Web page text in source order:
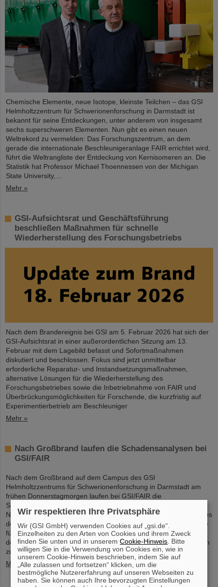
Chemische Elemente, neue Isotope, kleinste Teilchen – das GSI
Helmholtzzentrum für Schwerionenforschung in Darmstadt ist
bekannt für seine Entdeckungen, unter anderem von insgesamt
sechs superschweren Elementen. Nun gibt es einen neuen
Weltrekord zu vermelden: Das Forschungszentrum, an dem
gerade die internationale Beschleunigeranlage FAIR errichtet wird,
führt die Weltrangliste der Entdeckung von Kernisomeren an. Die
Statistik hat Professor Michael Thoennessen von der Michigan
State University,…
Mehr »
GSI-Aufsichtsrat und Geschäftsführung
beschließen Maßnahmen für schnelle
Wiederherstellung des Forschungsbetriebs
Nach dem Brandereignis bei GSI am 5. Februar 2026 hat sich der
GSI-Aufsichtsrat in einer außerordentlichen Sitzung am 13.
Februar mit dem Lagebild befasst und Sofortmaßnahmen
diskutiert und beschlossen. Fokus sind jetzt unmittelbar
erforderliche Reparatur- und Instandsetzungsmaßnahmen,
alternative Lösungen für die Wiederherstellung des
Forschungsbetriebes sowie die Inbetriebnahme von FAIR und
Überbrückungsmöglichkeiten für Forschende, die kurzfristig auf
Experimentierbetrieb am Beschleuniger
Mehr »
Nach Großbrand laufen die Schadensanalysen bei
GSI/FAIR
Nach dem Großbrand auf dem Campus des GSI
Helmholtzzentrums für Schwerionenforschung in Darmstadt am
frühen Donnerstagmorgen laufen bei GSI/FAIR die
Schadensanalysen auf Hochtouren. Dank der effizienten
Notfallregelungen und des schnellen und professionellen Einsatzes
der Feuerwehren ist der Brand inzwischen gelöscht. Die Baustelle
für das künftige internationale Beschleunigerzentrum FAIR ist von
dem Feuer nicht betroffen. Die Brandursache wird derzeit von den
zuständigen Behörden untersucht...
Mehr »
Wir respektieren Ihre Privatsphäre
Wir (GSI GmbH) verwenden Cookies auf „gsi.de“.
Einzelheiten zu den Arten von Cookies und ihrem Zweck
finden Sie unten und in unseremCookie-Hinweis . Bitte
willigen Sie in die Verwendung von Cookies ein, wie in
unserem Cookie-Hinweis beschrieben, indem Sie auf
„Alle zulassen und fortsetzen“ klicken, um die
bestmögliche Nutzererfahrung auf unseren Webseiten zu
haben. Sie können auch Ihre bevorzugten Einstellungen